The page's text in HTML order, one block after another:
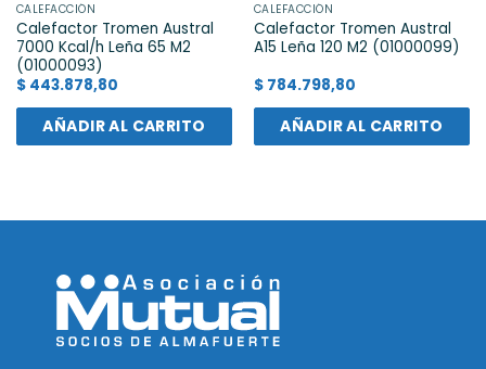
CALEFACCIÓN
Calefactor Tromen Austral
7000 Kcal/h Leña 65 M2
(01000093)
$443.878,80
AÑADIR AL CARRITO
CALEFACCIÓN
Calefactor Tromen Austral
A15 Leña 120 M2 (01000099)
$784.798,80
AÑADIR AL CARRITO